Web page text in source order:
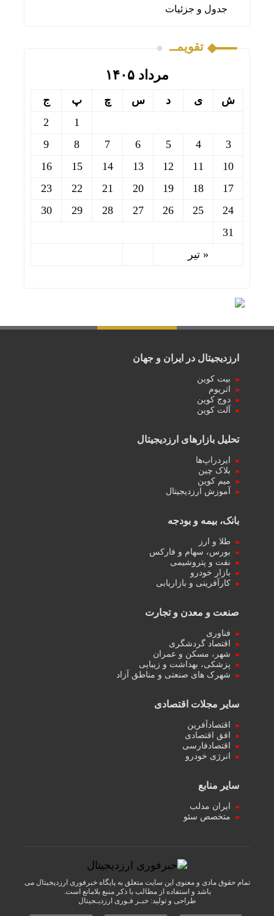
جدول و جزئیات
تقویمــ
مرداد ۱۴۰۵
ش ی د س چ پ ج
« تیر
1
2
3
4
5
6
7
8
9
10
11
12
13
14
15
16
17
18
19
20
21
22
23
24
25
26
27
28
29
30
31
ارزدیجیتال در ایران و جهان
بیت کوین
اتریوم
دوج کوین
آلت کوین
تحلیل بازارهای ارزدیجیتال
ایردراپ‌ها
بلاک چین
میم کوین‌
آموزش ارزدیجیتال
بانک، بیمه و بودجه
طلا و ارز
بورس، سهام و فارکس
نفت و پتروشیمی
بازار خودرو
کارآفرینی و بازاریابی
صنعت و معدن و تجارت
فناوری
اقتصاد گردشگری
شهر، مسکن و عمران
پزشکی، بهداشت و زیبایی
شهرک های صنعتی و مناطق آزاد
سایر مجلات اقتصادی
اقتصادآفرین
افق اقتصادی
اقتصادفارسی
انرژی خودرو
سایر منابع
ایران مدلب
متخصص سئو
تمام حقوق مادی و معنوی این سایت متعلق به پایگاه خبرفوری ارزدیجیتال می
باشد و استفاده از مطالب با ذکر منبع بلامانع است.
طراحی و تولید:خبـر فـوری ارزدیـجیتال